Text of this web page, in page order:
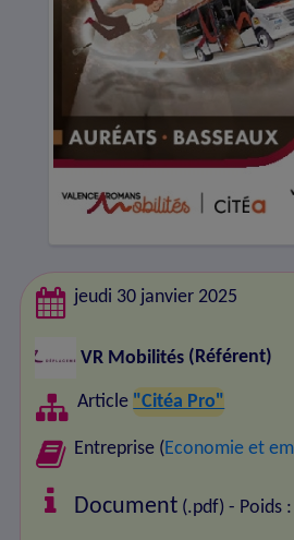
jeudi 30 janvier 2025
VR Mobilités (Référent)
Article "Citéa Pro"
Entreprise (Economie et
Document (.pdf) - Poids